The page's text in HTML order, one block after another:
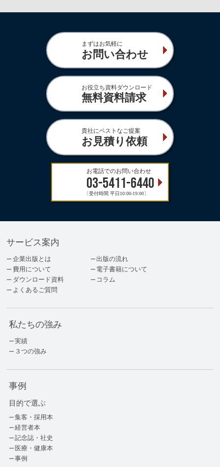
まずはお気軽に
お問い合わせ
お役立ち資料ダウンロード
無料資料請求
貴社にベストなご提案
お見積り依頼
お電話でのお問い合わせ
03-5411-6440
〔受付時間 平日10:00-19:00〕
サービス案内
企業出版とは
出版の流れ
費用について
電子書籍について
ダウンロード資料
コラム
よくあるご質問
私たちの強み
実績
３つの強み
事例
目的で選ぶ
集客・採用本
経営者本
記念誌・社史
医療・健康本
事例